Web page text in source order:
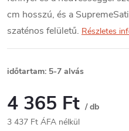
cm hosszú, és a
szaténos felületű. Részletes
időtartam: 5-7 alvás
4 365 Ft / db
3 437 Ft ÁFA nélkül